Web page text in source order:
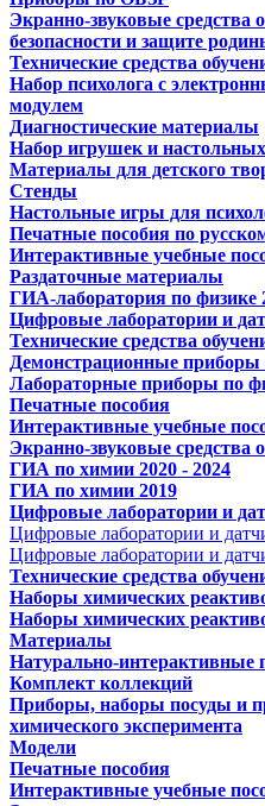
Экранно-звуковые средства
безопасности и защите
Технические средства
Набор психолога с
модулем
Диагностические материалы
Набор игрушек и
Материалы для детского
Стенды
Настольные игры для
Печатные пособия по
Интерактивные учебные
Раздаточные материалы
ГИА-лаборатория по физике
Цифровые лаборатории и
Технические средства
Демонстрационные приборы
Лабораторные приборы по
Печатные пособия
Интерактивные учебные
Экранно-звуковые средства
ГИА по химии 2020 - 2024
ГИА по химии 2019
Цифровые лаборатории и
Цифровые лаборатории и
Цифровые лаборатории и
Технические средства
Наборы химических
Наборы химических
Материалы
Натурально-интерактивные
Комплект коллекций
Приборы, наборы посуды и
химического эксперимента
Модели
Печатные пособия
Интерактивные учебные